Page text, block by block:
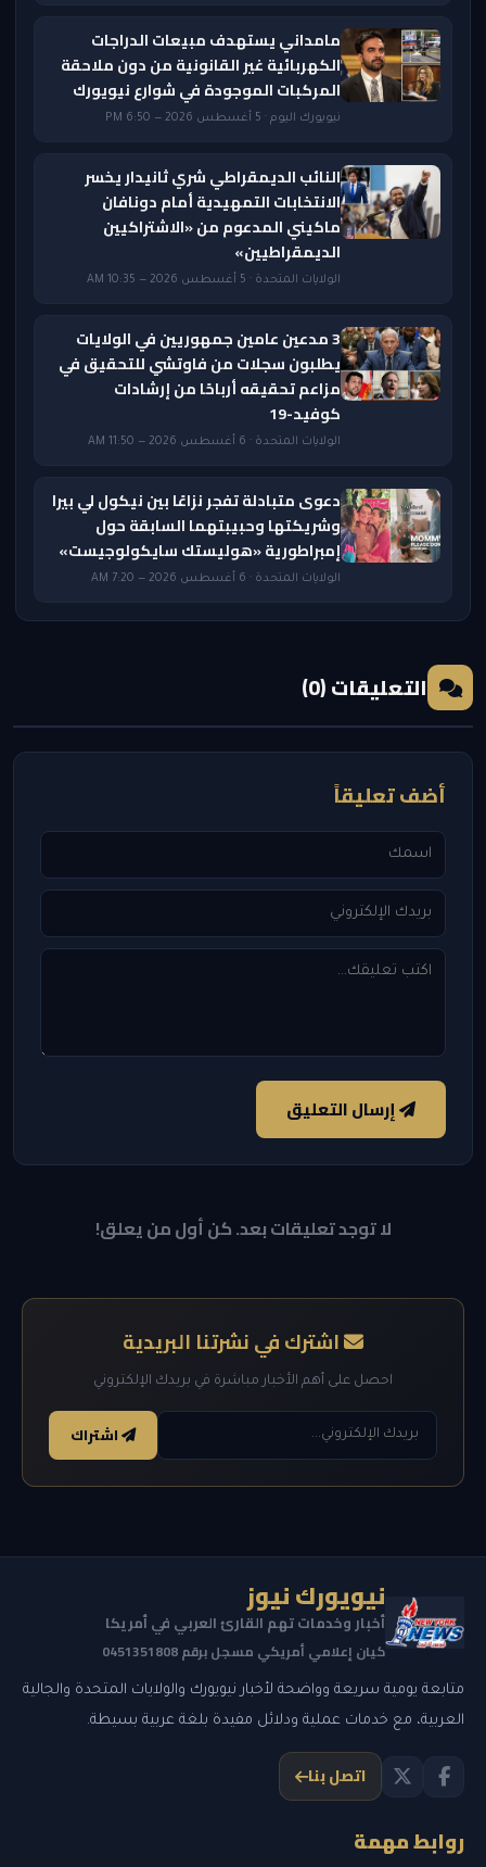
مامداني يستهدف مبيعات الدراجات
الكهربائية غير القانونية من دون ملاحقة
المركبات الموجودة في شوارع نيويورك
نيويورك اليوم · 5 أغسطس 2026 — 6:50 PM
النائب الديمقراطي شري ثانيدار يخسر
الانتخابات التمهيدية أمام دونافان
ماكيني المدعوم من «الاشتراكيين
الديمقراطيين»
الولايات المتحدة · 5 أغسطس 2026 — 10:35 AM
3 مدعين عامين جمهوريين في الولايات
يطلبون سجلات من فاوتشي للتحقيق في
مزاعم تحقيقه أرباحًا من إرشادات
كوفيد-19
الولايات المتحدة · 6 أغسطس 2026 — 11:50 AM
دعوى متبادلة تفجر نزاعًا بين نيكول لي بيرا
وشريكتها وحبيبتهما السابقة حول
إمبراطورية «هوليستك سايكولوجيست»
الولايات المتحدة · 6 أغسطس 2026 — 7:20 AM
التعليقات (0)
أضف تعليقاً
إرسال التعليق
لا توجد تعليقات بعد. كن أول من يعلق!
اشترك في نشرتنا البريدية
احصل على أهم الأخبار مباشرة في بريدك الإلكتروني
اشتراك
نيويورك نيوز
أخبار وخدمات تهم القارئ العربي في أمريكا
كيان إعلامي أمريكي مسجل برقم 0451351808
متابعة يومية سريعة وواضحة لأخبار نيويورك والولايات المتحدة والجالية
العربية، مع خدمات عملية ودلائل مفيدة بلغة عربية بسيطة.
اتصل بنا
روابط مهمة